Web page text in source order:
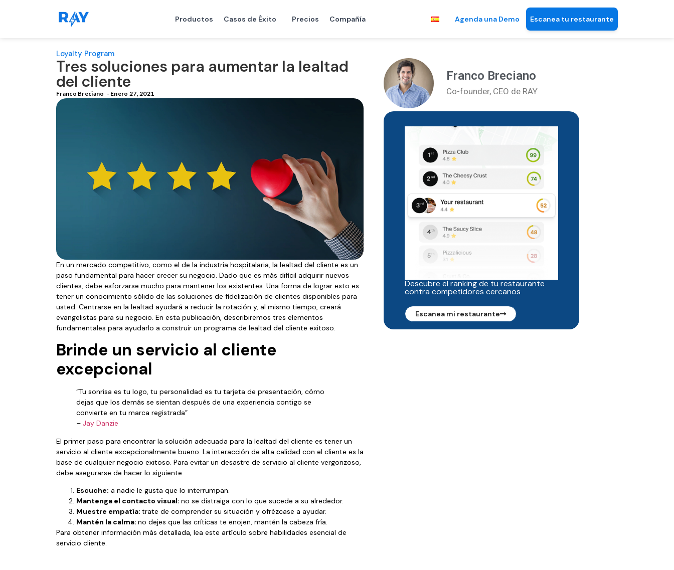
Productos Casos de Éxito Precios Compañía Agenda una Demo Escanea tu restaurante
Loyalty Program
Tres soluciones para aumentar la lealtad
del cliente
Franco Breciano - Enero 27, 2021
En un mercado competitivo, como el de la industria hospitalaria, la lealtad del cliente es un
paso fundamental para hacer crecer su negocio. Dado que es más difícil adquirir nuevos
clientes, debe esforzarse mucho para mantener los existentes. Una forma de lograr esto es
tener un conocimiento sólido de las soluciones de fidelización de clientes disponibles para
usted. Centrarse en la lealtad ayudará a reducir la rotación y, al mismo tiempo, creará
evangelistas para su negocio. En esta publicación, describiremos tres elementos
fundamentales para ayudarlo a construir un programa de lealtad del cliente exitoso.
Brinde un servicio al cliente
excepcional
“Tu sonrisa es tu logo, tu personalidad es tu tarjeta de presentación, cómo
dejas que los demás se sientan después de una experiencia contigo se
convierte en tu marca registrada”
– Jay Danzie
El primer paso para encontrar la solución adecuada para la lealtad del cliente es tener un
servicio al cliente excepcionalmente bueno. La interacción de alta calidad con el cliente es la
base de cualquier negocio exitoso. Para evitar un desastre de servicio al cliente vergonzoso,
debe asegurarse de hacer lo siguiente:
Escuche: a nadie le gusta que lo interrumpan.
Mantenga el contacto visual: no se distraiga con lo que sucede a su alrededor.
Muestre empatía: trate de comprender su situación y ofrézcase a ayudar.
Mantén la calma: no dejes que las críticas te enojen, mantén la cabeza fría.
Para obtener información más detallada, lea este artículo sobre habilidades esencial de
servicio cliente.
Franco Breciano
Co-founder, CEO de RAY
Descubre el ranking de tu restaurante
contra competidores cercanos
Escanea mi restaurante